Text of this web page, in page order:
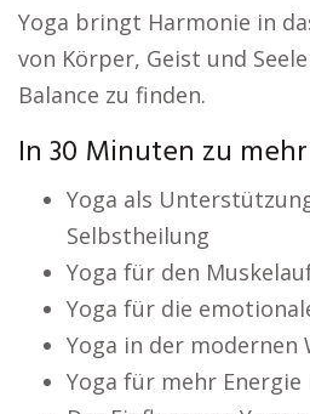
Yoga bringt Harmonie in
von Körper, Geist und
Balance zu finden.
In 30 Minuten zu
Yoga als
Selbstheilung
Yoga für den
Yoga für die
Yoga in der modernen
Yoga für mehr